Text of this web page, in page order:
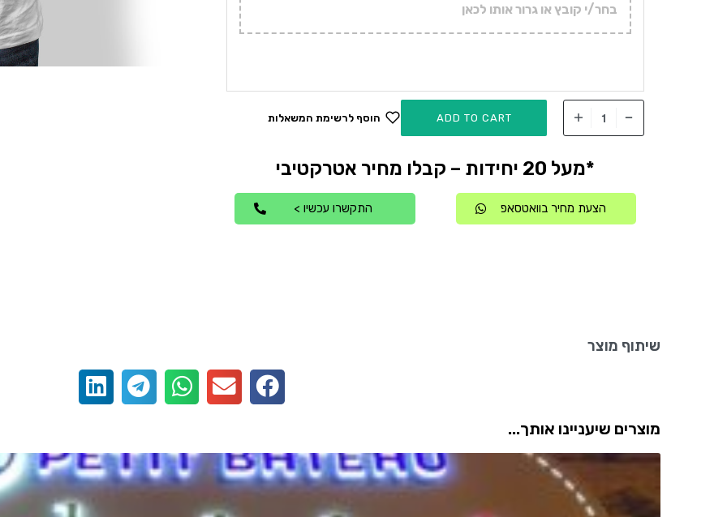
בחר/י קובץ או גרור אותו לכאן
ADD TO CART הוסף לרשימת המשאלות
*מעל 20 יחידות – קבלו מחיר אטרקטיבי
הצעת מחיר בוואטסאפ התקשרו עכשיו >
שיתוף מוצר
מוצרים שיעניינו אותך...